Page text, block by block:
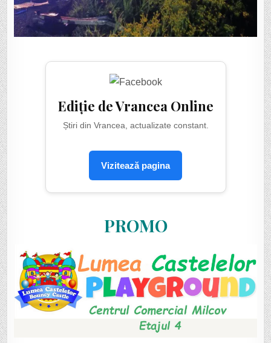
Ediție de Vrancea Online
Știri din Vrancea, actualizate constant.
Vizitează pagina
PROMO